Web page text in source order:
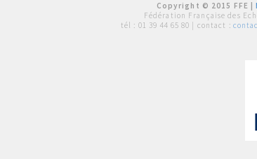
Copyright © 2015 FFE |
Fédération Française des
tél : 01 39 44 65 80 | contact :